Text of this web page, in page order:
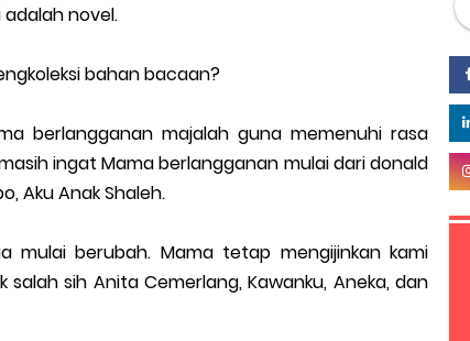
novel.
bahan bacaan?
berlangganan majalah guna memenuhi rasa
ingat Mama berlangganan mulai dari donald
Aku Anak Shaleh.
mulai berubah. Mama tetap mengijinkan kami
sih Anita Cemerlang, Kawanku, Aneka, dan